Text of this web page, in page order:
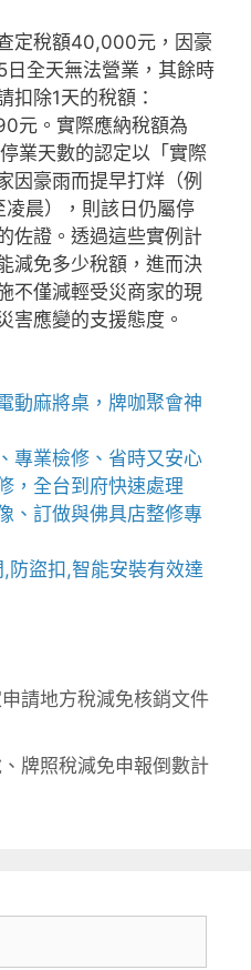
定稅額40,000元，因豪
全天無法營業，其餘時
扣除1天的稅額：
元。實際應納稅額為
業天數的認定以「實際
因豪雨而提早打烊（例
晨），則該日仍屬停
佐證。透過這些實例計
減免多少稅額，進而決
不僅減輕受災商家的現
害應變的支援態度。
動麻將桌 ，牌咖聚會神
專業檢修、省時又安心
，全台到府快速處理
、訂做與佛具店整修專
, 防盜扣 ,智能安裝有效達
請地方稅減免核銷文件
牌照稅減免申報倒數計